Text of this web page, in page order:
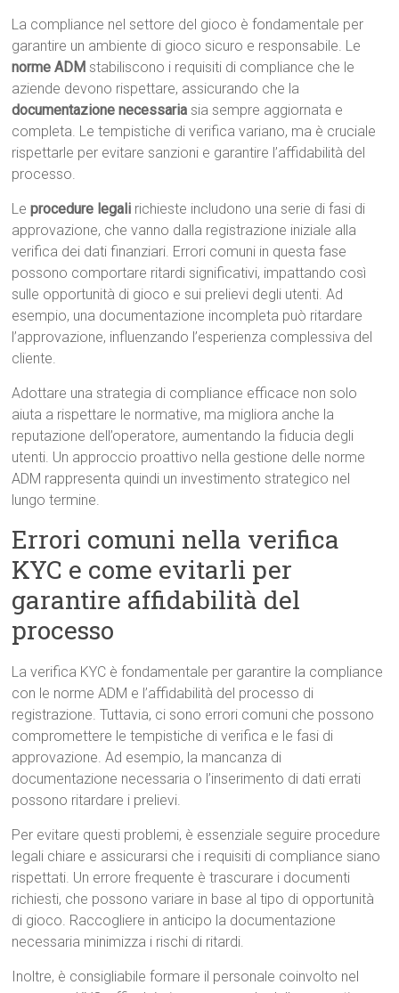
La compliance nel settore del gioco è fondamentale per
garantire un ambiente di gioco sicuro e responsabile. Le
norme ADM stabiliscono i requisiti di compliance che le
aziende devono rispettare, assicurando che la
documentazione necessaria sia sempre aggiornata e
completa. Le tempistiche di verifica variano, ma è cruciale
rispettarle per evitare sanzioni e garantire l’affidabilità del
processo.
Leprocedure legali richieste includono una serie di fasi di
approvazione, che vanno dalla registrazione iniziale alla
verifica dei dati finanziari. Errori comuni in questa fase
possono comportare ritardi significativi, impattando così
sulle opportunità di gioco e sui prelievi degli utenti. Ad
esempio, una documentazione incompleta può ritardare
l’approvazione, influenzando l’esperienza complessiva del
cliente.
Adottare una strategia di compliance efficace non solo
aiuta a rispettare le normative, ma migliora anche la
reputazione dell’operatore, aumentando la fiducia degli
utenti. Un approccio proattivo nella gestione delle norme
ADM rappresenta quindi un investimento strategico nel
lungo termine.
Errori comuni nella verifica
KYC e come evitarli per
garantire affidabilità del
processo
La verifica KYC è fondamentale per garantire la compliance
con le norme ADM e l’affidabilità del processo di
registrazione. Tuttavia, ci sono errori comuni che possono
compromettere le tempistiche di verifica e le fasi di
approvazione. Ad esempio, la mancanza di
documentazione necessaria o l’inserimento di dati errati
possono ritardare i prelievi.
Per evitare questi problemi, è essenziale seguire procedure
legali chiare e assicurarsi che i requisiti di compliance siano
rispettati. Un errore frequente è trascurare i documenti
richiesti, che possono variare in base al tipo di opportunità
di gioco. Raccogliere in anticipo la documentazione
necessaria minimizza i rischi di ritardi.
Inoltre, è consigliabile formare il personale coinvolto nel